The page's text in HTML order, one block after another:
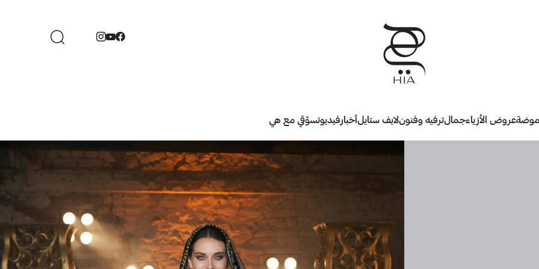
موضةعروض الأزياءجمالترفيه وفنونلايف ستايلأخبارفيديوتسوّقي مع هي